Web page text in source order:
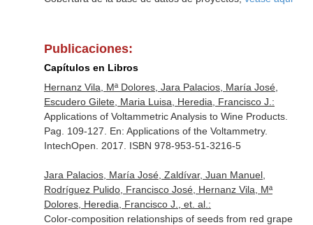
Publicaciones:
Capítulos en Libros
Hernanz Vila, Mª Dolores, Jara Palacios, María José,
Escudero Gilete, Maria Luisa, Heredia, Francisco J.:
Applications of Voltammetric Analysis to Wine Products.
Pag. 109-127. En: Applications of the Voltammetry.
IntechOpen. 2017. ISBN 978-953-51-3216-5
Jara Palacios, María José, Zaldívar, Juan Manuel,
Rodríguez Pulido, Francisco José, Hernanz Vila, Mª
Dolores, Heredia, Francisco J., et. al.:
Color-composition relationships of seeds from red grape